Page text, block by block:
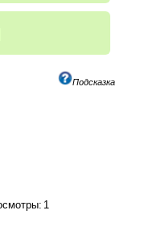
Подсказка
1